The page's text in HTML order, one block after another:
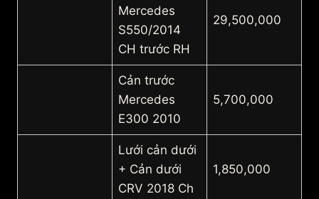
Mercedes
S550/2014
CH trước RH
29,500,000
Cản trước
Mercedes
E300 2010
5,700,000
Lưới cản dưới
+ Cản dưới
CRV 2018 Ch
1,850,000